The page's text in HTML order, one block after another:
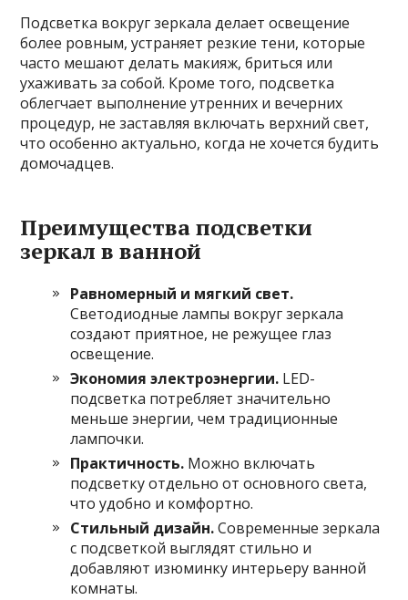
Подсветка вокруг зеркала делает освещение
более ровным, устраняет резкие тени, которые
часто мешают делать макияж, бриться или
ухаживать за собой. Кроме того, подсветка
облегчает выполнение утренних и вечерних
процедур, не заставляя включать верхний свет,
что особенно актуально, когда не хочется будить
домочадцев.
Преимущества подсветки
зеркал в ванной
Равномерный и мягкий свет.
Светодиодные лампы вокруг зеркала
создают приятное, не режущее глаз
освещение.
Экономия электроэнергии. LED-
подсветка потребляет значительно
меньше энергии, чем традиционные
лампочки.
Практичность. Можно включать
подсветку отдельно от основного света,
что удобно и комфортно.
Стильный дизайн.Современные зеркала
с подсветкой выглядят стильно и
добавляют изюминку интерьеру ванной
комнаты.